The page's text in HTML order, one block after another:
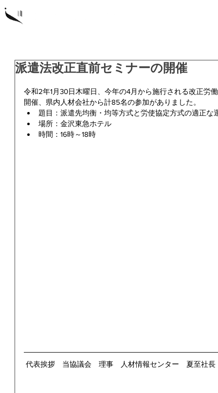
派遣法改正直前セミナーの開催
令和2年1月30日木曜日、今年の4月から施行される改正労
開催、県内人材会社から計85名の参加がありました。
題目：派遣先均衡・均等方式と労使協定方式の適正な
場所：金沢東急ホテル
時間：16時～18時
代表挨拶　当協議会　理事　人材情報センター　夏至社長